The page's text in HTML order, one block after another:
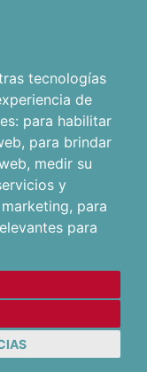
tecnologías
de
para habilitar
, para brindar
, medir su
y
, para
para